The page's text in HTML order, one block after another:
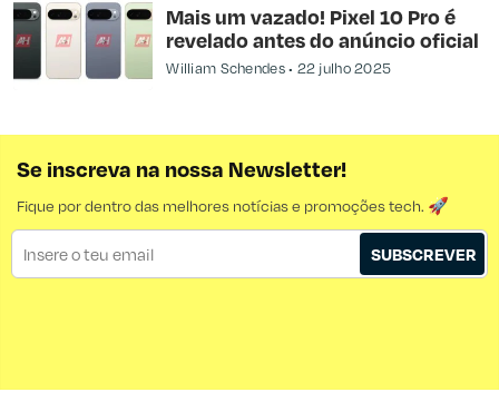
Mais um vazado! Pixel 10 Pro é
revelado antes do anúncio oficial
William Schendes 22 julho 2025
Se inscreva na nossa Newsletter!
Fique por dentro das melhores notícias e promoções tech. 🚀
SUBSCREVER